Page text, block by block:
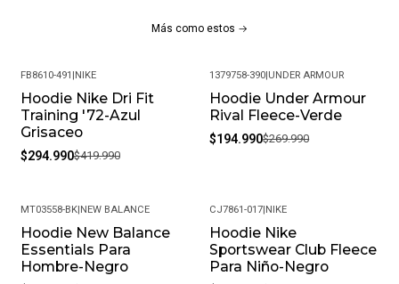
Más como estos
-30%
FB8610-491 NIKE
Hoodie Nike Dri Fit
Training '72-Azul
Grisaceo
$294.990$419.990
-28%
1379758-390 UNDER ARMOUR
Hoodie Under Armour
Rival Fleece-Verde
$194.990$269.990
-41%
MT03558-BK| NEW BALANCE
Hoodie New Balance
Essentials Para
Hombre-Negro
-33%
CJ7861-017 NIKE
Hoodie Nike
Sportswear Club Fleece
Para Niño-Negro